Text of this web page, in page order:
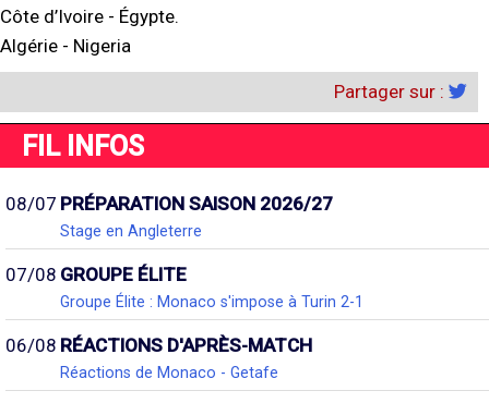
Côte d’Ivoire - Égypte.
Algérie - Nigeria
Partager sur :
FIL INFOS
08/07 PRÉPARATION SAISON 2026/27
Stage en Angleterre
07/08 GROUPE ÉLITE
Groupe Élite : Monaco s'impose à Turin 2-1
06/08 RÉACTIONS D'APRÈS-MATCH
Réactions de Monaco - Getafe